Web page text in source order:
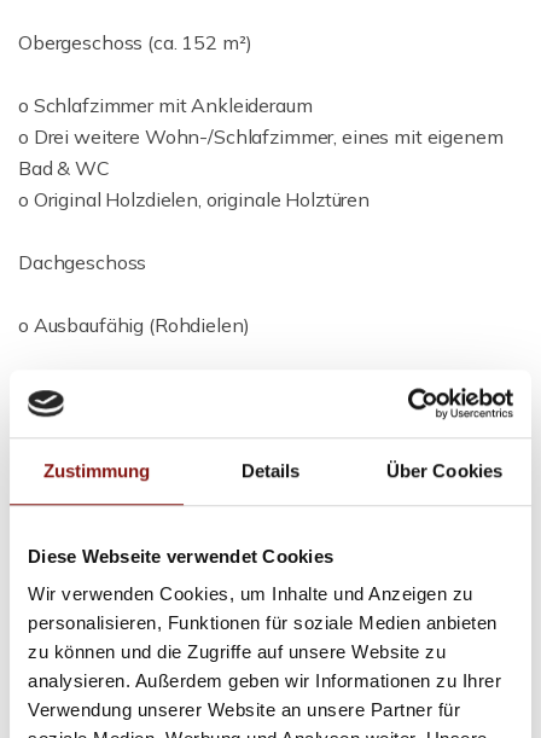
Zustimmung Details Über Cookies
Diese Webseite verwendet Cookies
Wir verwenden Cookies, um Inhalte und Anzeigen zu
personalisieren, Funktionen für soziale Medien anbieten
zu können und die Zugriffe auf unsere Website zu
analysieren. Außerdem geben wir Informationen zu Ihrer
Verwendung unserer Website an unsere Partner für
Obergeschoss (ca. 152 m²)
o Schlafzimmer mit Ankleideraum
o Drei weitere Wohn-/Schlafzimmer, eines mit eigenem
Bad & WC
o Original Holzdielen, originale Holztüren
Dachgeschoss
o Ausbaufähig (Rohdielen)
Keller
Raumaufteilung
Erdgeschoss (ca. 59 m²)
Im Erdgeschoss betritt man das Haus über einen